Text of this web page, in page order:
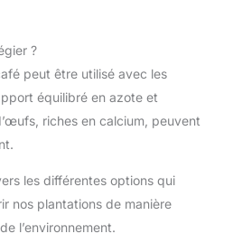
?
peut être utilisé avec les
équilibré en azote et
riches en calcium, peuvent
les différentes options qui
nos plantations de manière
l’environnement.